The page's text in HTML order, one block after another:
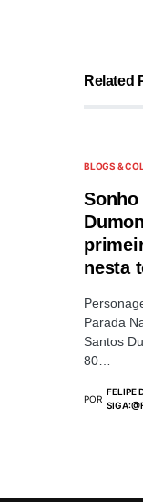
Related
BLOGS &
Sonho
nesta
Parada
Santos
80…
POR
FELIPE